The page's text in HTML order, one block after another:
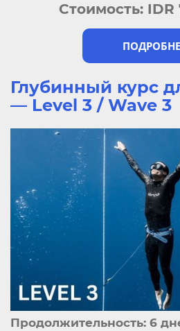
Стоимость: IDR
Глубинный курс
— Level 3 / Wave 3
Продолжительность: 6